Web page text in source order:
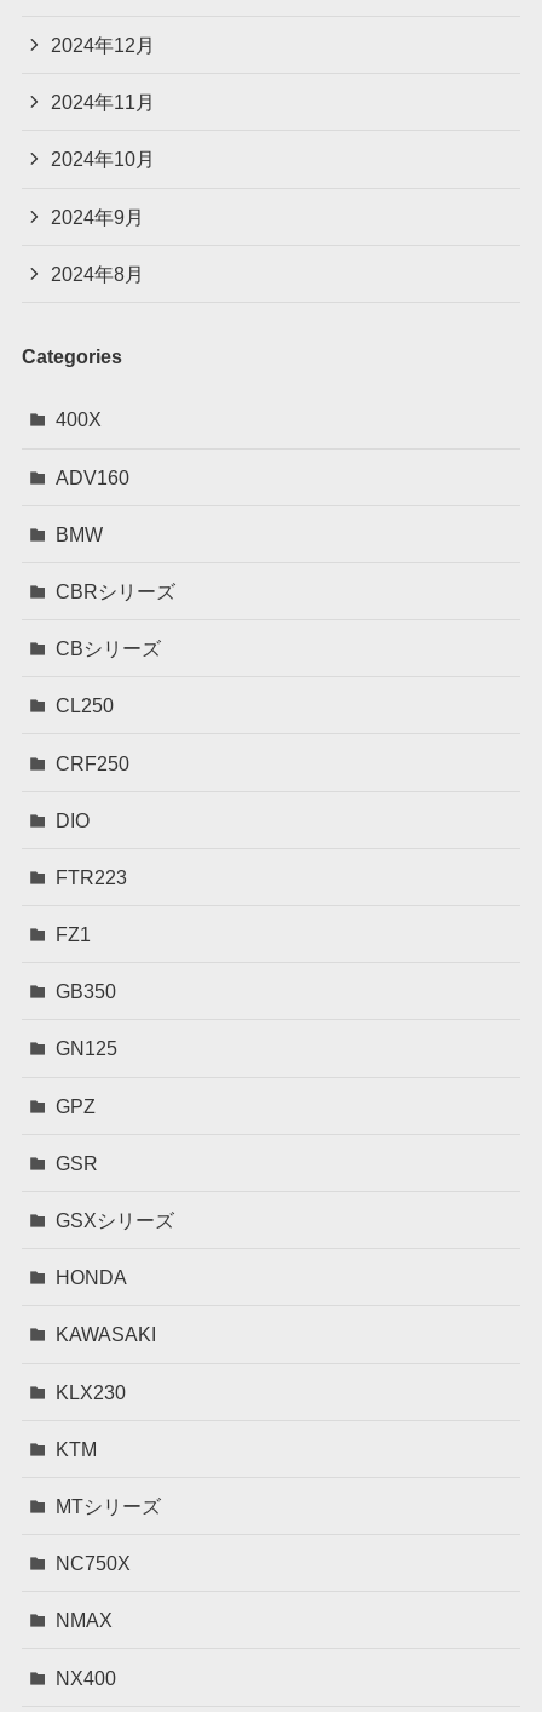
2024年12月
2024年11月
2024年10月
2024年9月
2024年8月
Categories
400X
ADV160
BMW
CBRシリーズ
CBシリーズ
CL250
CRF250
DIO
FTR223
FZ1
GB350
GN125
GPZ
GSR
GSXシリーズ
HONDA
KAWASAKI
KLX230
KTM
MTシリーズ
NC750X
NMAX
NX400